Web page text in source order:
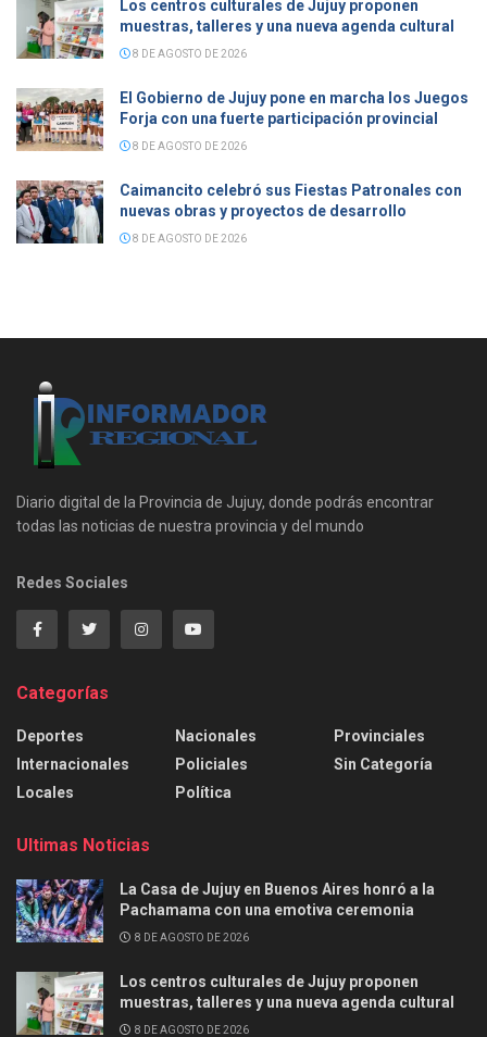
Los centros culturales de Jujuy proponen
muestras, talleres y una nueva agenda cultural
8 DE AGOSTO DE 2026
El Gobierno de Jujuy pone en marcha los Juegos
Forja con una fuerte participación provincial
8 DE AGOSTO DE 2026
Caimancito celebró sus Fiestas Patronales con
nuevas obras y proyectos de desarrollo
8 DE AGOSTO DE 2026
Diario digital de la Provincia de Jujuy, donde podrás encontrar
todas las noticias de nuestra provincia y del mundo
Redes Sociales
Categorías
Deportes
Internacionales
Locales
Nacionales
Policiales
Política
Provinciales
Sin Categoría
Ultimas Noticias
La Casa de Jujuy en Buenos Aires honró a la
Pachamama con una emotiva ceremonia
8 DE AGOSTO DE 2026
Los centros culturales de Jujuy proponen
muestras, talleres y una nueva agenda cultural
8 DE AGOSTO DE 2026